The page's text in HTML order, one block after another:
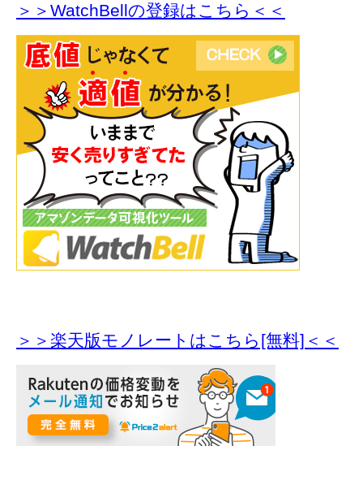
＞＞WatchBellの登録はこちら＜＜
＞＞楽天版モノレートはこちら[無料]＜＜